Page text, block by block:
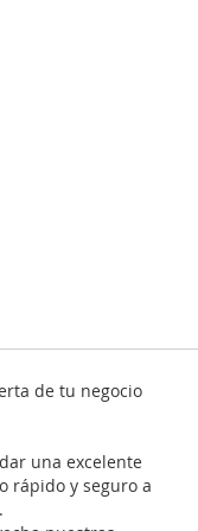
de tu negocio
una excelente
rápido y seguro a